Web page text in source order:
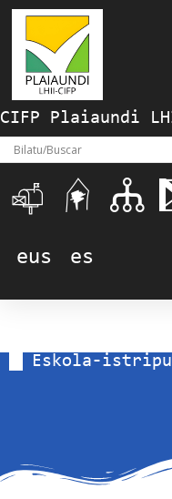
CIFP Plaiaundi
eus es
Eskola-